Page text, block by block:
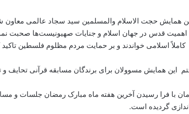
همایش حجت الاسلام والمسلمین سید سجاد عالمی معاون
قدس در جهان اسلام و جنایات صهیونیست‌ها صحبت
کاملاً اسلامی خواندند و بر حمایت مردم مظلوم فلسطین تاکید
این همایش مسوولان برای برندگان مسابقه قرآنی تحایف و
با فرا رسیدن آخرین هفته ماه مبارک رمضان جلسات و
گردیده است.